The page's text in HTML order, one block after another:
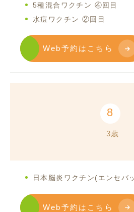
5種混合ワクチン ④回目
水痘ワクチン ②回目
Web予約はこちら
8
3歳
日本脳炎ワクチン(エンセバ
Web予約はこちら